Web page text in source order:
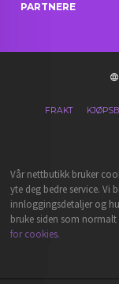
PARTNERE
FRAKT
Vår nettbutikk bruker
yte deg bedre service. Vi
innloggingsdetaljer og
bruke siden som
for cookies.